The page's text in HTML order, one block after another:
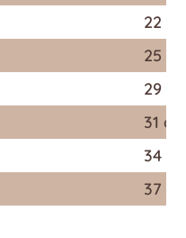
22
25
29
31
34
37